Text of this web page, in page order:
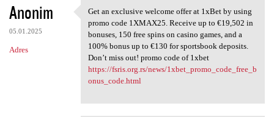
Anonim
05.01.2025
Adres
Get an exclusive welcome
Get an exclusive welcome offer at 1xBet by using
promo code 1XMAX25. Receive up to €19,502 in
bonuses, 150 free spins on casino games, and a
100% bonus up to €130 for sportsbook deposits.
Don’t miss out! promo code of 1xbet
https://fsris.org.rs/news/1xbet_promo_code_free_b
onus_code.html